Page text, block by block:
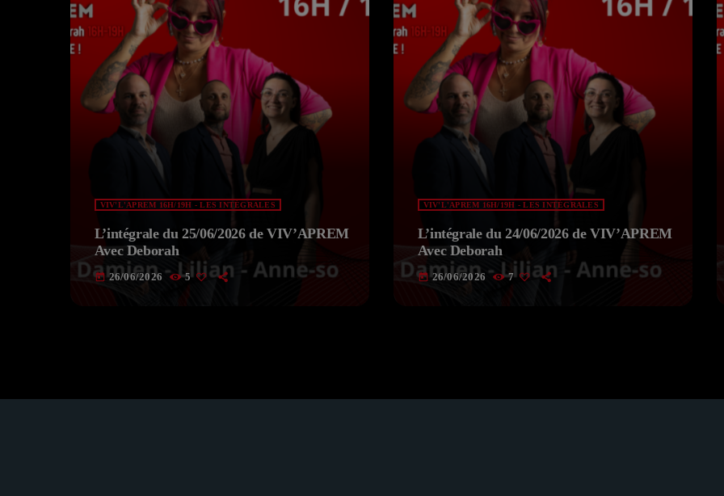
VIV'L'APREM 16H/19H - LES INTÉGRALES
L’intégrale du 25/06/2026 de VIV’APREM
Avec Deborah
today 26/06/2026 5
VIV'L'APREM 16H/19H - LES INTÉGRALES
L’intégrale du 24/06/2026 de VIV’APREM
Avec Deborah
today 26/06/2026 7